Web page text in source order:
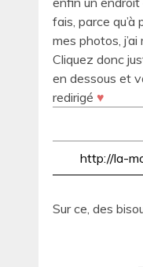
fais, parce
mes photos, j’ai
Cliquez donc
en dessous et
redirigé ♥
http://la-
Sur ce, des